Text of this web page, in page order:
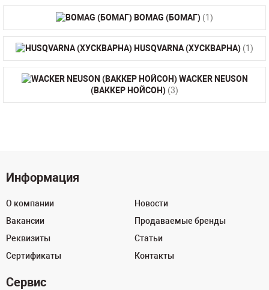
BOMAG (БОМАГ) (1)
HUSQVARNA (ХУСКВАРНА) (1)
WACKER NEUSON
(ВАККЕР НОЙСОН) (3)
Информация
О компании
Вакансии
Реквизиты
Сертификаты
Новости
Продаваемые бренды
Статьи
Контакты
Сервис